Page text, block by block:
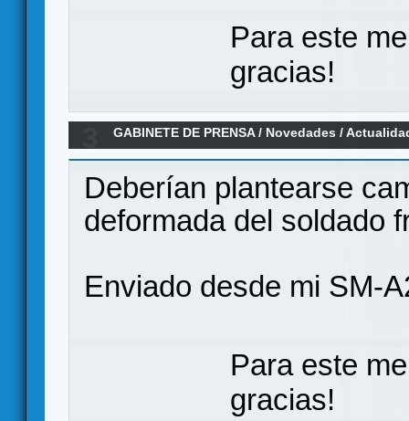
Para este
gracias!
GABINETE DE PRENSA/ Novedades /
Deberían plantearse
deformada del soldado
Enviado desde mi SM-
Para este
gracias!